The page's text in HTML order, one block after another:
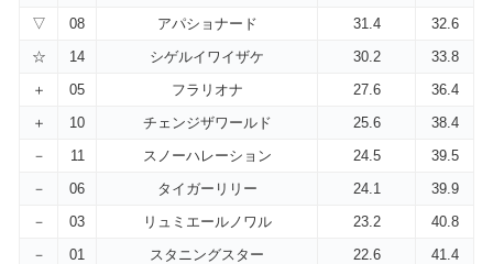
▽
08 アパショナード 31.4
32.6
☆
14 シゲルイワイザケ 30.2
33.8
＋
05 フラリオナ 27.6
36.4
＋
10 チェンジザワールド 25.6
38.4
－
11 スノーハレーション 24.5
39.5
－
06 タイガーリリー 24.1
39.9
－
03 リュミエールノワル 23.2
40.8
－
01 スタニングスター 22.6
41.4